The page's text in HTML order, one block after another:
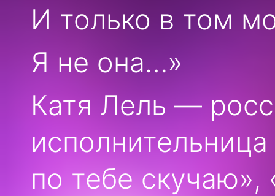
И только в том
Я не она…»
Катя Лель —
по тебе